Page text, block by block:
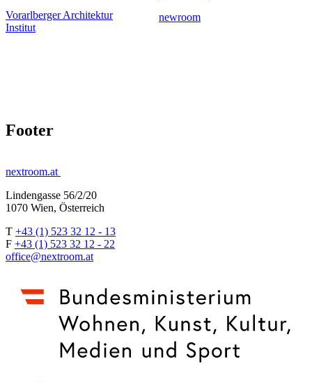
Vorarlberger Architektur
Institut
newroom
Footer
nextroom.at
Lindengasse 56/2/20
1070 Wien, Österreich
T +43 (1) 523 32 12 - 13
F +43 (1) 523 32 12 - 22
office@nextroom.at